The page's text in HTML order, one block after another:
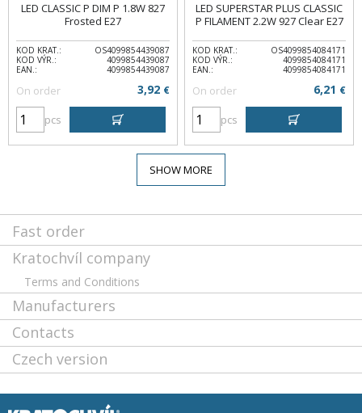
LED CLASSIC P DIM P 1.8W 827
Frosted E27
KOD KRAT.:
OS4099854439087
KOD VÝR.:
4099854439087
EAN.:
4099854439087
On order 3,92 €
pcs
LED SUPERSTAR PLUS CLASSIC
P FILAMENT 2.2W 927 Clear E27
KOD KRAT.:
OS4099854084171
KOD VÝR.:
4099854084171
EAN.:
4099854084171
On order 6,21 €
pcs
SHOW MORE
Fast order
Kratochvíl company
Terms and Conditions
Manufacturers
Contacts
Czech version